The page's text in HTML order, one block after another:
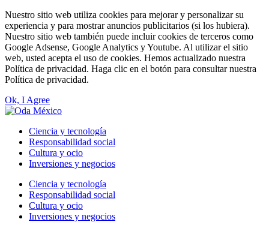
Nuestro sitio web utiliza cookies para mejorar y personalizar su
experiencia y para mostrar anuncios publicitarios (si los hubiera).
Nuestro sitio web también puede incluir cookies de terceros como
Google Adsense, Google Analytics y Youtube. Al utilizar el sitio
web, usted acepta el uso de cookies. Hemos actualizado nuestra
Política de privacidad. Haga clic en el botón para consultar nuestra
Política de privacidad.
Ok, I Agree
Ciencia y tecnología
Responsabilidad social
Cultura y ocio
Inversiones y negocios
Ciencia y tecnología
Responsabilidad social
Cultura y ocio
Inversiones y negocios